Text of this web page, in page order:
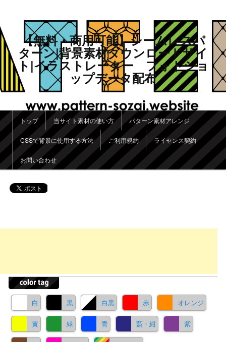
【無料・商用可能】シームレスパ
ターン|背景素材ダウンロードサイ
ト|イラストレーター フォトショ
ップデータ配布
メインメニュー
メインコンテンツへ移動
サブコンテンツへ移動
トップ 当サイト素材の使い方 パターン素材アレンジ
CSSで背景に使用する方法 ご利用規約 ライセンス契約
お問い合わせ
白 黒 白黒 赤 オレンジ
黄 緑 青 藍・紺 紫